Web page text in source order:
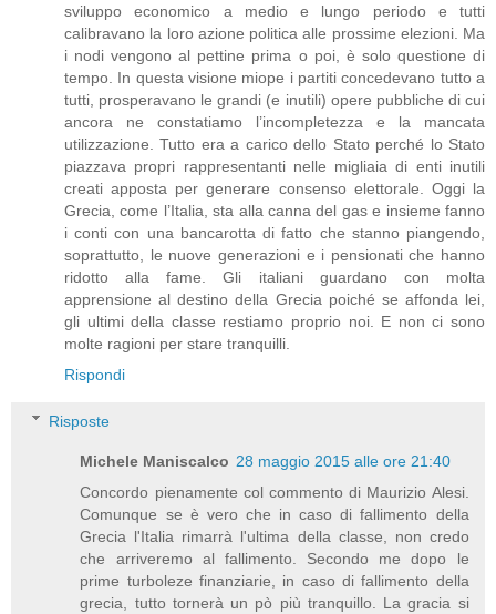
sviluppo economico a medio e lungo periodo e tutti
calibravano la loro azione politica alle prossime elezioni. Ma
i nodi vengono al pettine prima o poi, è solo questione di
tempo. In questa visione miope i partiti concedevano tutto a
tutti, prosperavano le grandi (e inutili) opere pubbliche di cui
ancora ne constatiamo l’incompletezza e la mancata
utilizzazione. Tutto era a carico dello Stato perché lo Stato
piazzava propri rappresentanti nelle migliaia di enti inutili
creati apposta per generare consenso elettorale. Oggi la
Grecia, come l’Italia, sta alla canna del gas e insieme fanno
i conti con una bancarotta di fatto che stanno piangendo,
soprattutto, le nuove generazioni e i pensionati che hanno
ridotto alla fame. Gli italiani guardano con molta
apprensione al destino della Grecia poiché se affonda lei,
gli ultimi della classe restiamo proprio noi. E non ci sono
molte ragioni per stare tranquilli.
Rispondi
Risposte
Michele Maniscalco 28 maggio 2015 alle ore 21:40
Concordo pienamente col commento di Maurizio Alesi.
Comunque se è vero che in caso di fallimento della
Grecia l'Italia rimarrà l'ultima della classe, non credo
che arriveremo al fallimento. Secondo me dopo le
prime turboleze finanziarie, in caso di fallimento della
grecia, tutto tornerà un pò più tranquillo. La gracia si